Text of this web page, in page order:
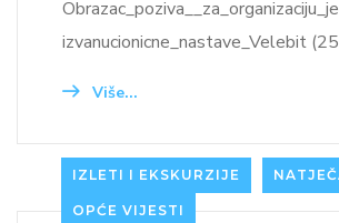
izvanucionicne_nastave_Velebit
Više...
IZLETI I EKSKURZIJE
OPĆE VIJESTI